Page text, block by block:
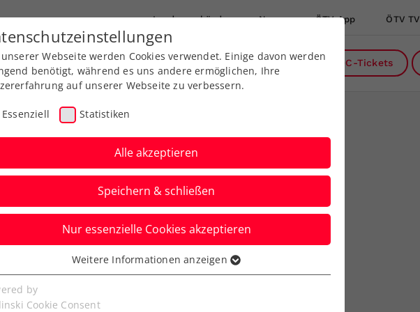
Landesverbände News ÖTV App ÖTV TV
Ausbildung Services Über uns DC-Tickets
Tour powered by
hält Österreichs
Webseite werden Cookies verwendet. Einige davon werden
benötigt, während es uns andere ermöglichen, Ihre
auf unserer Webseite zu verbessern.
Essenziell Statistiken
Alle akzeptieren
Speichern & schließen
Nur essenzielle Cookies akzeptieren
Cookies werden für grundlegende Funktionen der
benötigt. Dadurch ist gewährleistet, dass die Webseite
Weitere Informationen anzeigen
by
Cookie Consent